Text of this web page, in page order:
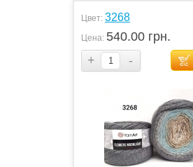
Цвет: 3268
Цена: 540.00 грн.
+
-